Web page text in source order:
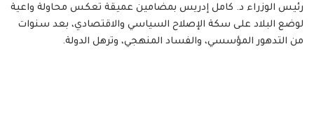
رئيس الوزراء د. كامل إدريس بمضامين عميقة تعكس محاولة واعية
لوضع البلاد على سكة الإصلاح السياسي والاقتصادي، بعد سنوات
من التدهور المؤسسي، والفساد المنهجي، وترهل الدولة.